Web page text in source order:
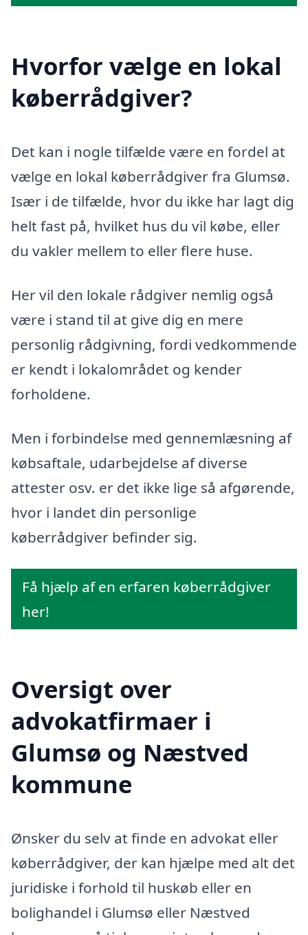
Hvorfor vælge en lokal
køberrådgiver?
Det kan i nogle tilfælde være en fordel at
vælge en lokal køberrådgiver fra Glumsø.
Især i de tilfælde, hvor du ikke har lagt dig
helt fast på, hvilket hus du vil købe, eller
du vakler mellem to eller flere huse.
Her vil den lokale rådgiver nemlig også
være i stand til at give dig en mere
personlig rådgivning, fordi vedkommende
er kendt i lokalområdet og kender
forholdene.
Men i forbindelse med gennemlæsning af
købsaftale, udarbejdelse af diverse
attester osv. er det ikke lige så afgørende,
hvor i landet din personlige
køberrådgiver befinder sig.
Få hjælp af en erfaren køberrådgiver
her!
Oversigt over
advokatfirmaer i
Glumsø og Næstved
kommune
Ønsker du selv at finde en advokat eller
køberrådgiver, der kan hjælpe med alt det
juridiske i forhold til huskøb eller en
bolighandel i Glumsø eller Næstved